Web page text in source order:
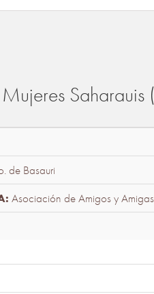
de Basauri
Asociación de Amigos y